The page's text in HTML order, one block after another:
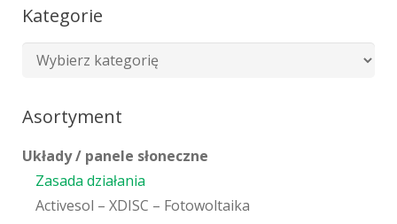
Kategorie
Asortyment
Układy / panele słoneczne
Zasada działania
Activesol – XDISC – Fotowoltaika